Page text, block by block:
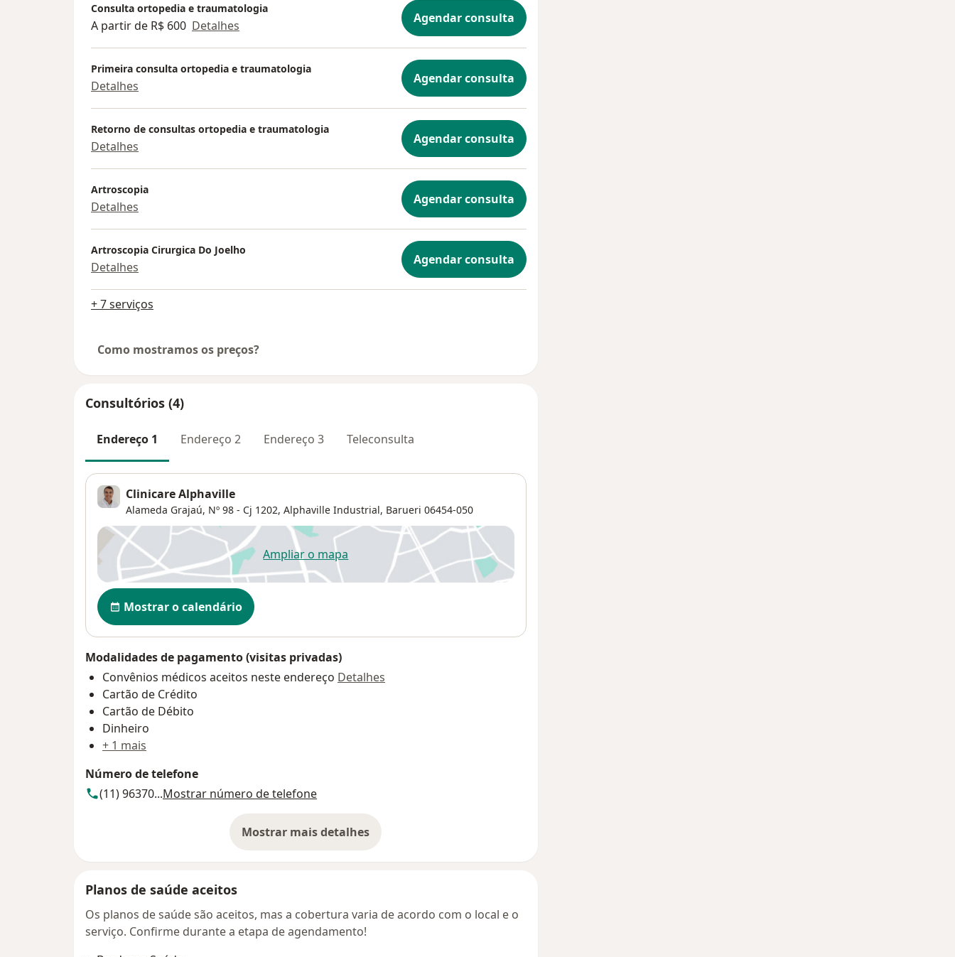
Consulta ortopedia e traumatologia
A partir de R$ 600 Detalhes Agendar consulta
Primeira consulta ortopedia e traumatologia
Detalhes Agendar consulta
Retorno de consultas ortopedia e traumatologia
Detalhes Agendar consulta
Artroscopia
Detalhes Agendar consulta
Artroscopia Cirurgica Do Joelho
Detalhes Agendar consulta
+ 7 serviços
Como mostramos os preços?
Consultórios (4)
Endereço 1 Endereço 2 Endereço 3 Teleconsulta
Clinicare Alphaville
Alameda Grajaú, Nº 98 - Cj 1202, Alphaville Industrial, Barueri 06454-050
Ampliar o mapaabre num novo separador
Disponibilidade
Mostrar o calendário
Modalidades de pagamento (visitas privadas)
Convênios médicos aceitos neste endereço Detalhes
Cartão de Crédito
Cartão de Débito
Dinheiro
+ 1 mais
Número de telefone
(11) 96370...Mostrar número de telefone
Mostrar mais detalhes
sobre o endereço
Planos de saúde aceitos
Os planos de saúde são aceitos, mas a cobertura varia de acordo com o local e o
serviço. Confirme durante a etapa de agendamento!